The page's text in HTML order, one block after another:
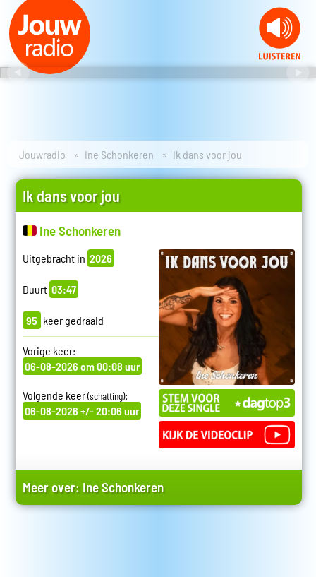
Jouwradio Ine Schonkeren Ik dans voor jou
Ik dans voor jou
Ine Schonkeren
Uitgebracht in 2026
Duurt 03:47
95 keer gedraaid
Vorige keer:
06-08-2026 om 00:08 uur
Volgende keer(schatting):
06-08-2026 +/- 20:06 uur
Meer over: Ine Schonkeren